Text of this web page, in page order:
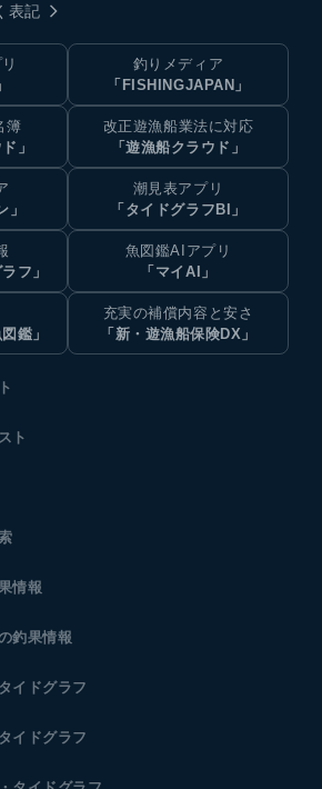
表記
釣りメディア
「FISHINGJAPAN」
簿
」
改正遊漁船業法に対応
「遊漁船クラウド」
」
潮見表アプリ
「タイドグラフBI」
フ」
魚図鑑AIアプリ
「マイAI」
鑑」
充実の補償内容と安さ
「新・遊漁船保険DX」
ト
情報
釣果情報
イドグラフ
イドグラフ